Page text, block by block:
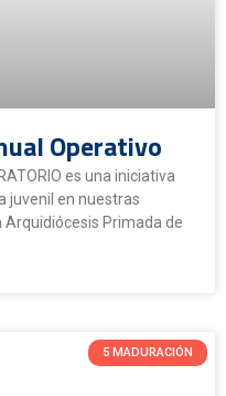
Operativo
es una iniciativa
juvenil en nuestras
Primada de
5 MADURACIÓN